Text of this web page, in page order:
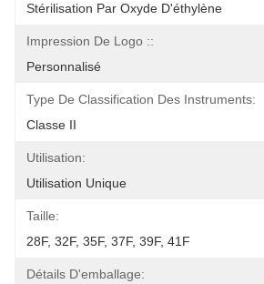
Stérilisation Par Oxyde D'éthylène
Impression De Logo ::
Personnalisé
Type De Classification Des Instruments:
Classe II
Utilisation:
Utilisation Unique
Taille:
28F, 32F, 35F, 37F, 39F, 41F
Détails D'emballage: